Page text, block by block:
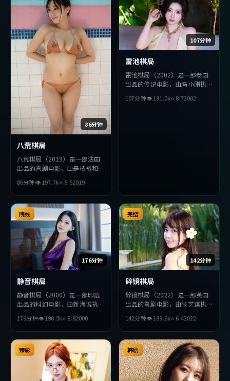
86分钟
八荒棋局
八荒棋局（2019）是一部法国
出品的喜剧电影，由是枝裕和执
主演。影片在叙事与视听上力求
突破，探讨人性与抉择，节奏张
弛有度，适合喜欢该类型的观众
完整观看。
86分钟👁197.7k⭐ 6.52019
107分钟
雷池棋局
雷池棋局（2002）是一部泰国
出品的传记电影，由冯小刚执
主演。影片在叙事与视听上力求
107分钟👁191.0k⭐ 8.72002
176分钟
院线
静音棋局
静音棋局（2000）是一部印度
出品的科幻电影，由新海诚执
美、赞达亚等主演。影片在叙事
与视听上力求突破，探讨人性与
抉择，节奏张弛有度，适合喜欢
该类型的观众完整观看。
176分钟👁190.5k⭐ 8.82000
142分钟
完结
碎镜棋局
碎镜棋局（2022）是一部英国
出品的喜剧电影，由张艺谋执
主演。影片在叙事与视听上力求
突破，探讨人性与抉择，节奏张
弛有度，适合喜欢该类型的观众
完整观看。
142分钟👁189.6k⭐ 6.42022
臻彩 韩剧